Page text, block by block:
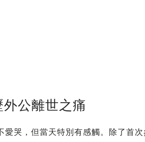
公離世之痛
愛哭，但當天特別有感觸。除了首